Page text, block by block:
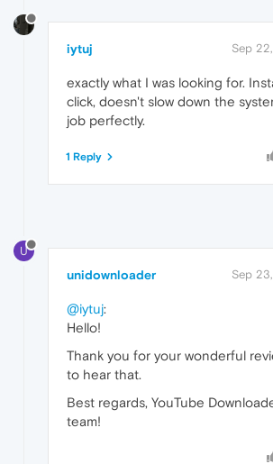
iytuj Sep
exactly what I was looking for.
click, doesn't slow down the
job perfectly.
1 Reply
U
unidownloader Sep
@iytuj:
Hello!
Thank you for your wonderful
to hear that.
Best regards, YouTube
team!